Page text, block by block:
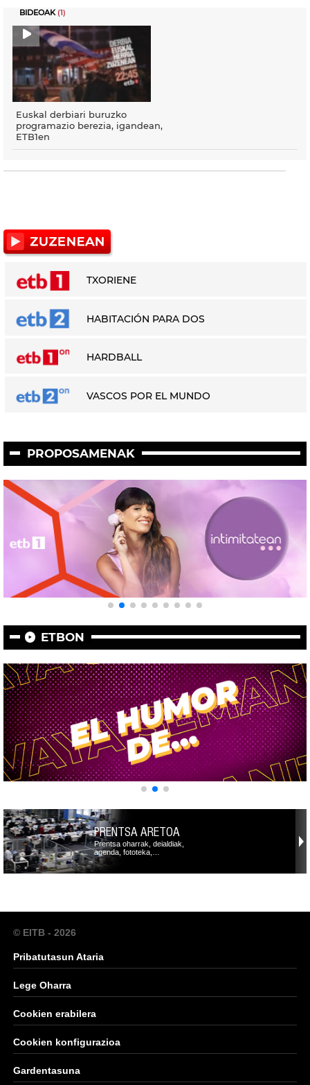
BIDEOAK (1)
Euskal derbiari buruzko
programazio berezia, igandean,
ETB1en
TXORIENE
HABITACIÓN PARA DOS
HARDBALL
VASCOS POR EL MUNDO
PROPOSAMENAK
ETBON
PRENTSA ARETOA
Prentsa oharrak, deialdiak,
agenda, fototeka,…
© EITB - 2026
Pribatutasun Ataria
Lege Oharra
Cookien erabilera
Cookien konfigurazioa
Gardentasuna